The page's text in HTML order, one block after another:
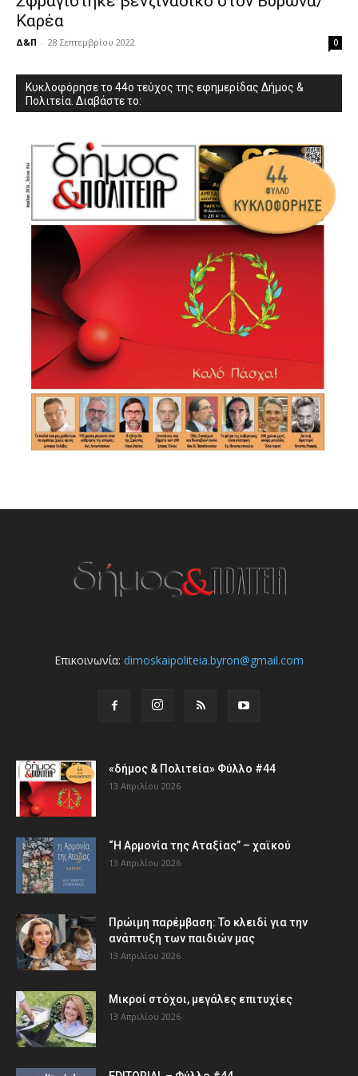
Καρέα
Δ&Π - 28 Σεπτεμβρίου 2022 0
Κυκλοφόρησε το 44ο τεύχος της εφημερίδας Δήμος &
Πολιτεία. Διαβάστε το:
Επικοινωνία: dimoskaipoliteia.byron@gmail.com
«δήμος & Πολιτεία» Φύλλο #44
13 Απριλίου 2026
“Η Αρμονία της Αταξίας” – χαϊκού
13 Απριλίου 2026
Πρώιμη παρέμβαση: Το κλειδί για την
ανάπτυξη των παιδιών µας
13 Απριλίου 2026
Μικροί στόχοι, μεγάλες επιτυχίες
13 Απριλίου 2026